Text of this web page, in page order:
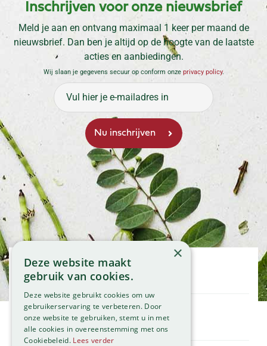
Inschrijven voor onze nieuwsbrief
Meld je aan en ontvang maximaal 1 keer per maand de
nieuwsbrief. Dan ben je altijd op de hoogte van de laatste
acties en aanbiedingen.
Wij slaan je gegevens secuur op conform onze privacy policy.
Openingstijden
Maandag
Dinsdag
Woensdag
Donderdag
Klantenservice
Service
×
Deze website maakt
gebruik van cookies.
Deze website gebruikt cookies om uw
gebruikerservaring te verbeteren. Door
onze website te gebruiken, stemt u in met
alle cookies in overeenstemming met ons
Cookiebeleid. Lees verder